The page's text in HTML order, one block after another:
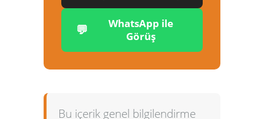
💬
WhatsApp ile
Görüş
Bu içerik genel bilgilendirme